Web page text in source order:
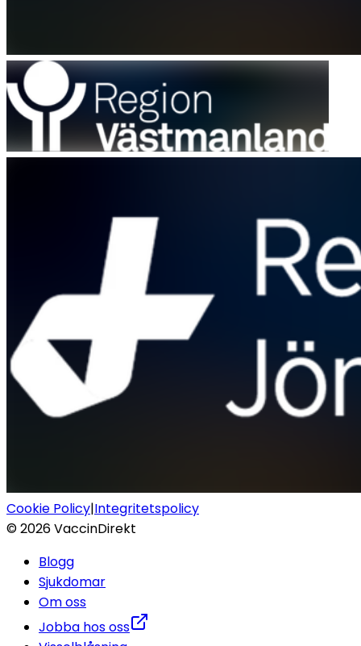
Cookie Policy|Integritetspolicy
©2026VaccinDirekt
Blogg
Sjukdomar
Om oss
Jobba hos oss